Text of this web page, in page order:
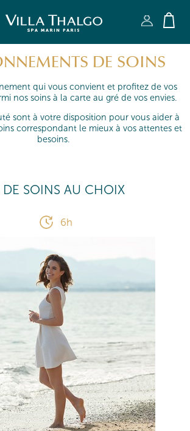
Fermer X
RECHERCHER
DE SOINS
qui vous convient et profitez de vos
nos soins à la carte au gré de vos envies.
sont à votre disposition pour vous aider à
correspondant le mieux à vos attentes et
besoins.
SOINS AU CHOIX
6h